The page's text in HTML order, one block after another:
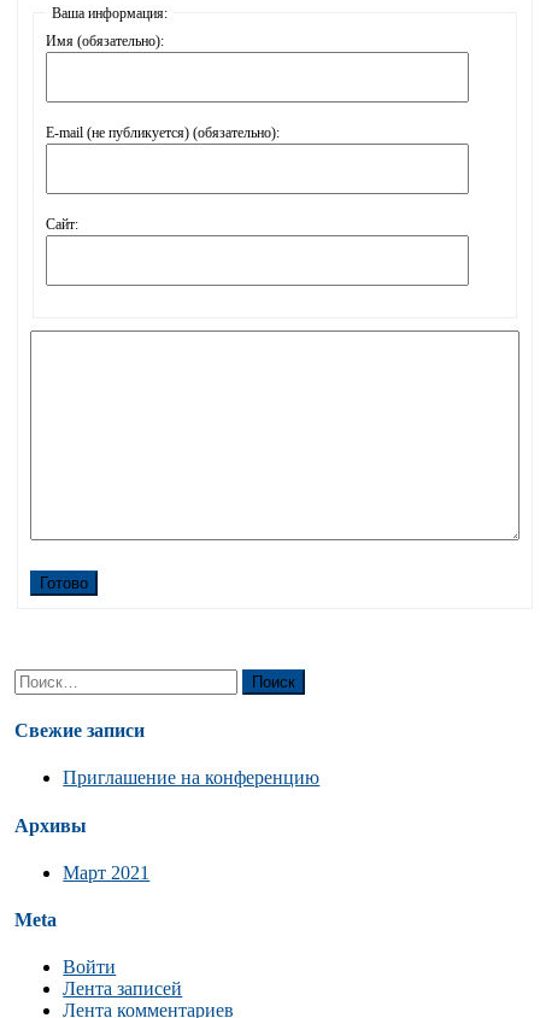
Ваша информация:
Имя (обязательно):
E-mail (не публикуется) (обязательно):
Сайт:
Готово
Найти:
Свежие записи
Приглашение на конференцию
Архивы
Март 2021
Meta
Войти
Лента записей
Лента комментариев